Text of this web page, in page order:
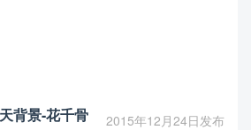
背景-花千骨 2015年12月24日发布